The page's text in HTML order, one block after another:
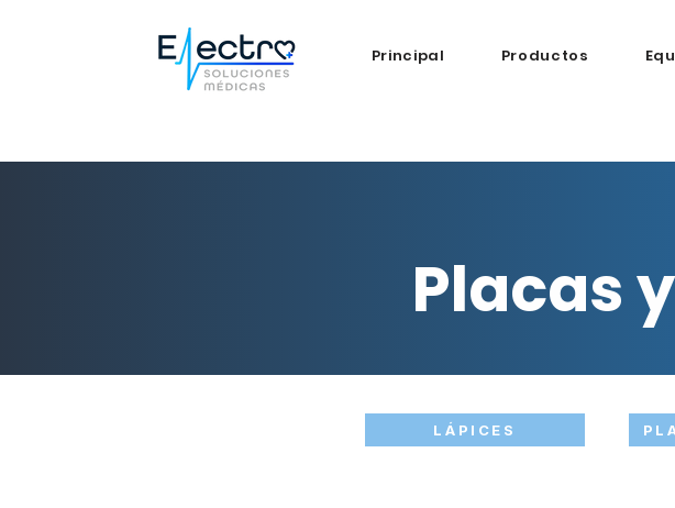
Principal Productos
Placas
LÁPICES